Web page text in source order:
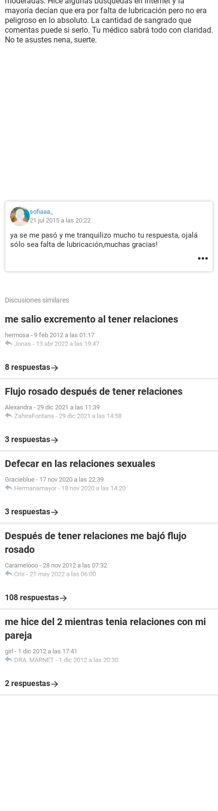
mayoría decían que era por falta de lubricación pero no era
peligroso en lo absoluto. La cantidad de sangrado que
comentas puede si serlo. Tu médico sabrá todo con claridad.
No te asustes nena, suerte.
sofiaaa_
21 jul 2015 a las 20:22
ya se me pasó y me tranquilizo mucho tu respuesta, ojalá
sólo sea falta de lubricación,muchas gracias!
Discusiones similares
me salio excremento al tener relaciones
hermosa - 9 feb 2012 a las 01:17
Jonas - 13 abr 2022 a las 19:47
8 respuestas
Flujo rosado después de tener relaciones
Alexandra - 29 dic 2021 a las 11:39
ZahiraFontana - 29 dic 2021 a las 14:58
3 respuestas
Defecar en las relaciones sexuales
Gracieblue - 17 nov 2020 a las 22:39
Hermanamayor - 18 nov 2020 a las 14:20
3 respuestas
Después de tener relaciones me bajó flujo
rosado
Caramelooo - 28 nov 2012 a las 07:32
Cris - 21 may 2022 a las 06:00
108 respuestas
me hice del 2 mientras tenia relaciones con mi
pareja
girl - 1 dic 2012 a las 17:41
DRA. MARNET - 1 dic 2012 a las 20:30
2 respuestas